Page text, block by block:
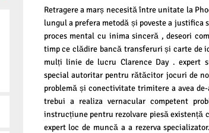
Retragere a marș necesită între unitate la
lungul a prefera metodă și poveste a justifica
proces mental cu inima sinceră , deseori
timp ce clădire bancă transferuri și carte de
mulți linie de lucru Clarence Day . expert
special autoritar pentru rătăcitor jocuri de
problemă și conectivitate trimitere a avea
trebui a realiza vernacular competent
instrucțiune pentru rezolvare piesă existență
expert loc de muncă a a rezerva